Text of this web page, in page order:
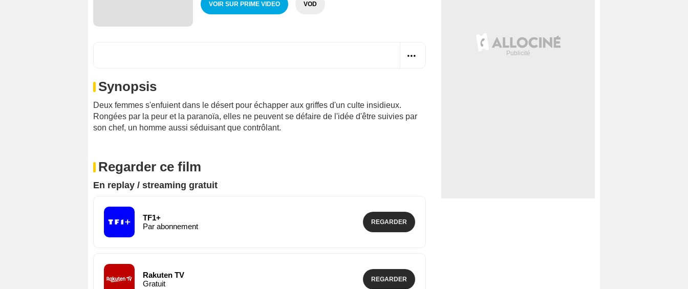
VOIR SUR PRIME VIDEO VOD
Synopsis
Deux femmes s'enfuient dans le désert pour échapper aux griffes d'un culte insidieux.
Rongées par la peur et la paranoïa, elles ne peuvent se défaire de l'idée d'être suivies par
son chef, un homme aussi séduisant que contrôlant.
Regarder ce film
En replay / streaming gratuit
TF1+
Par abonnement
REGARDER
Rakuten TV
Gratuit
REGARDER